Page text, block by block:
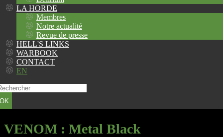
LA HORDE
Membres
Notre actualité
Revue de presse
HELL'S LINKS
WARBOOK
CONTACT
EN
OK
VENOM : Metal Black